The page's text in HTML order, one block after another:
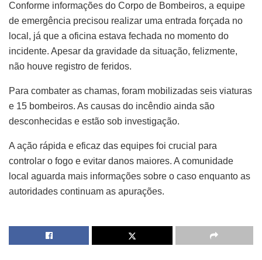
Conforme informações do Corpo de Bombeiros, a equipe
de emergência precisou realizar uma entrada forçada no
local, já que a oficina estava fechada no momento do
incidente. Apesar da gravidade da situação, felizmente,
não houve registro de feridos.
Para combater as chamas, foram mobilizadas seis viaturas
e 15 bombeiros. As causas do incêndio ainda são
desconhecidas e estão sob investigação.
A ação rápida e eficaz das equipes foi crucial para
controlar o fogo e evitar danos maiores. A comunidade
local aguarda mais informações sobre o caso enquanto as
autoridades continuam as apurações.